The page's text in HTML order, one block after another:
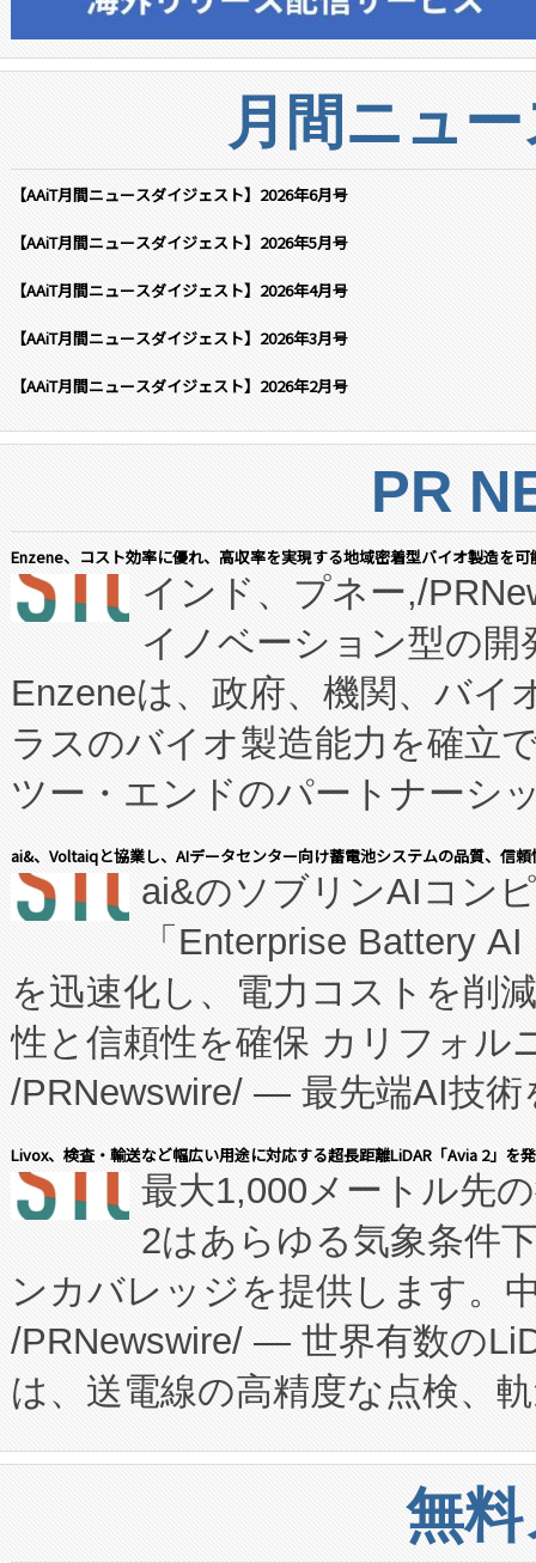
月間ニュ
【AAiT月間ニュースダイジェスト】2026年6月号
【AAiT月間ニュースダイジェスト】2026年5月号
【AAiT月間ニュースダイジェスト】2026年4月号
【AAiT月間ニュースダイジェスト】2026年3月号
【AAiT月間ニュースダイジェスト】2026年2月号
PR
Enzene、コスト効率に優れ、高収率を実現する地域密着型バイオ製造を
インド、プネー,/
イノベーション型の
Enzeneは、政府、機関、バイ
ラスのバイオ製造能力を確立
ツー・エンドのパートナーシ
表しました。 同社の実績ある
manufacturing™ (FCCM™) プ
たNeXは、バイオ医薬品製造
従来のフェッドバッチ施設の
に、患者やサプライチェーン
キー方式で拡張性が高く、持
す。FCCM‑を活用した現地生
患者にとっての費用負担を大
のアクセスを大幅に拡大する
Fully-Connected Continuous
プログラムには、施設設計・
に関する技術移転および知的
構造化トレーニングカリキュ
上げおよび商用化段階におけ
設備整備および立ち上げ調整
ai&、Voltaiqと協業し、AIデータセンター向け蓄電池システムの品質、信
ai&のソブリンAIコン
「Enterprise Battery
を迅速化し、電力コストを削
性と信頼性を確保 カリフォル
/PRNewswire/ — 最先端AI技術
会社エーアイ・アンド：本社
President原信平）と、エンタ
ードするVoltaiqは、日本にあ
ーエネルギー貯蔵システム（
た。 Voltaiq独自のAI搭載プラ
定、統合、導入、運用に至る
安全性を追跡し、確保する事
増加しているデータセンター
る電力網に大きな負担をかけ
Livox、検査・輸送など幅広い用途に対応する超長距離LiDAR「Avia 2」を
最大1,000メートル先
2はあらゆる気象条件
ンカバレッジを提供します。
/PRNewswire/ — 世界有数の
は、送電線の高精度な点検、
や穀物倉庫におけるバルク材
リューション「Avia 2」を発
したAvia 2は、1,000メート
無